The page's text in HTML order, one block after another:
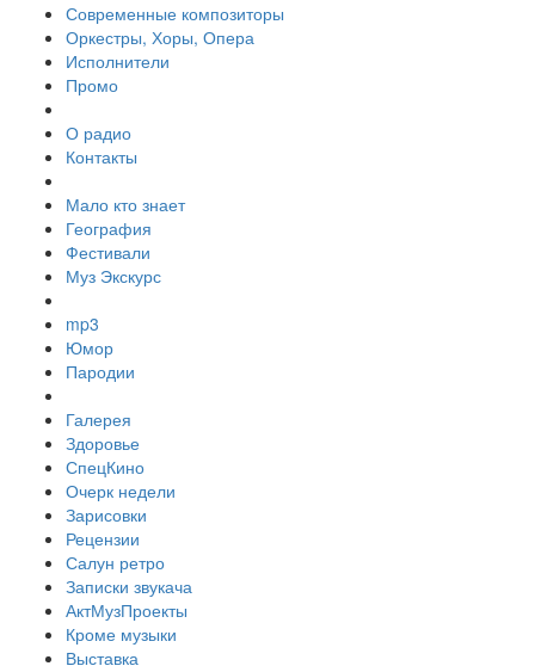
Современные композиторы
Оркестры, Хоры, Опера
Исполнители
Промо
О радио
Контакты
Мало кто знает
География
Фестивали
Муз Экскурс
mp3
Юмор
Пародии
Галерея
Здоровье
СпецКино
Очерк недели
Зарисовки
Рецензии
Салун ретро
Записки звукача
АктМузПроекты
Кроме музыки
Выставка